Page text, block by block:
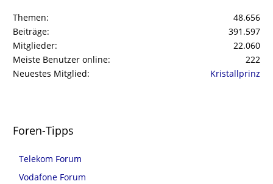
Themen
48.656
Beiträge
391.597
Mitglieder
22.060
Meiste Benutzer online
222
Neuestes Mitglied
Kristallprinz
Foren-Tipps
Telekom Forum
Vodafone Forum